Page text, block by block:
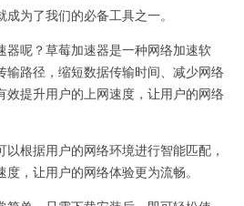
为了我们的必备工具之一。
呢？草莓加速器是一种网络加速软
输路径，缩短数据传输时间、减少网络
效提升用户的上网速度，让用户的网络
根据用户的网络环境进行智能匹配，
，让用户的网络体验更为流畅。